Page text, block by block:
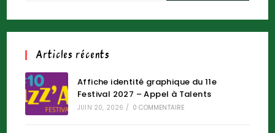
Articles récents
Affiche identité graphique du 11e
Festival 2027 – Appel à Talents
JUIN 20, 2026 / 0 COMMENTAIRE